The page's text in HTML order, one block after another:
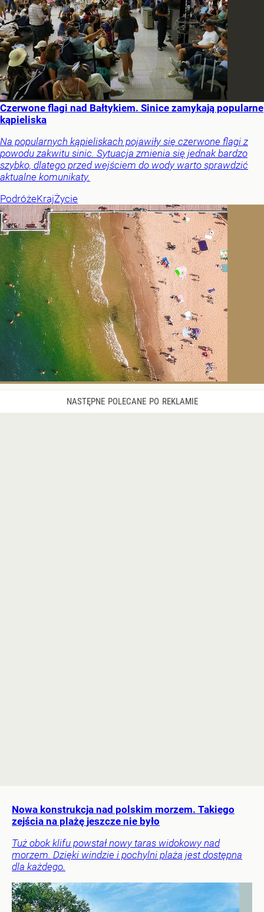
Czerwone flagi nad Bałtykiem. Sinice zamykają popularne
kąpieliska
Na popularnych kąpieliskach pojawiły się czerwone flagi z
powodu zakwitu sinic. Sytuacja zmienia się jednak bardzo
szybko, dlatego przed wejściem do wody warto sprawdzić
aktualne komunikaty.
PodróżeKrajŻycie
Nowa konstrukcja nad polskim morzem. Takiego
zejścia na plażę jeszcze nie było
Tuż obok klifu powstał nowy taras widokowy nad
morzem. Dzięki windzie i pochylni plaża jest dostępna
dla każdego.